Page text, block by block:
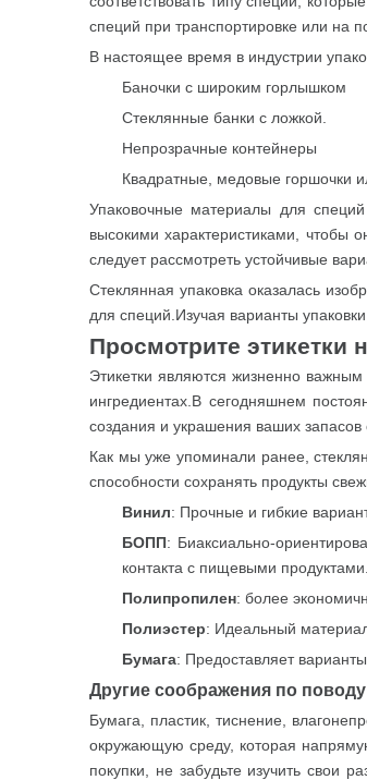
специй при транспортировке или на
В настоящее время в индустрии
Баночки с широким горлышком
Стеклянные банки с ложкой.
Непрозрачные контейнеры
Квадратные, медовые горшочки
Упаковочные материалы для
высокими характеристиками, чтобы
следует рассмотреть устойчивые
Стеклянная упаковка оказалась
для специй.Изучая варианты
Просмотрите этикетки
Этикетки являются жизненно
ингредиентах.В сегодняшнем
создания и украшения ваших
Как мы уже упоминали ранее,
способности сохранять продукты
Винил: Прочные и гибкие
БОПП: Биаксиально-
контакта с пищевыми продуктами.
Полипропилен: более
Полиэстер: Идеальный
Бумага: Предоставляет
Другие соображения по
Бумага, пластик, тиснение,
окружающую среду, которая
покупки, не забудьте изучить свои